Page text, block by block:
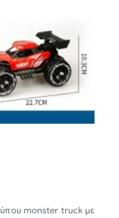
monster truck με